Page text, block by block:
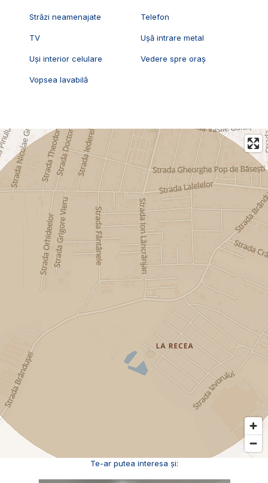
Străzi neamenajate Telefon
TV Ușă intrare metal
Uși interior celulare Vedere spre oraș
Vopsea lavabilă
Te-ar putea interesa și: